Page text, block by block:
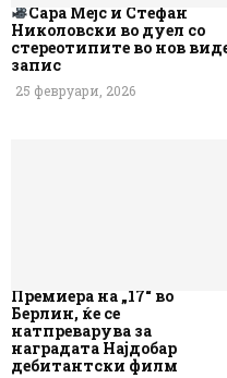
Сара Мејс и Стефан
Николовски во дуел со
стереотипите во нов
запис
25 февруари, 2026
Премиера на „17“ во
Берлин, ќе се
натпреварува за
наградата Најдобар
дебитантски филм